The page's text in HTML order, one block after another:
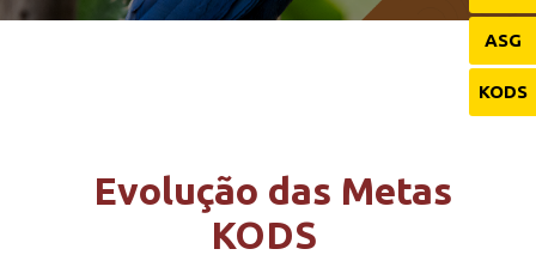
ASG
KODS
Evolução das Metas
KODS